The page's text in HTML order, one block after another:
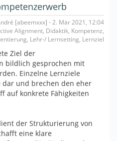
[abeemxxx] - 2. Mär 2021, 12:04
Alignment, Didaktik, Kompetenz,
Lehr-/ Lernsetting, Lernziel
Ziel der
bildlich gesprochen mit
Einzelne Lernziele
und brechen den eher
auf konkrete Fähigkeiten
der Strukturierung von
eine klare